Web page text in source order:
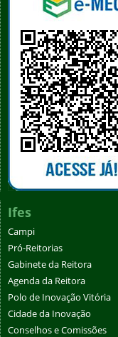
Ifes
Campi
Pró-Reitorias
Gabinete da Reitora
Agenda da Reitora
Polo de Inovação Vitória
Cidade da Inovação
Conselhos e Comissões